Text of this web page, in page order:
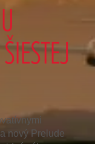
nový Prelude